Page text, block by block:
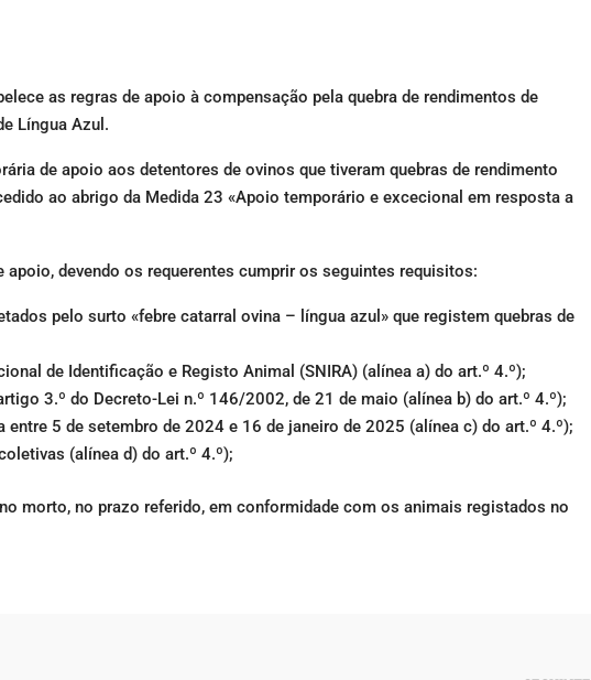
as regras de apoio à compensação pela quebra de rendimentos de
Língua Azul.
de apoio aos detentores de ovinos que tiveram quebras de rendimento
ao abrigo da Medida 23 «Apoio temporário e excecional em resposta a
devendo os requerentes cumprir os seguintes requisitos:
pelo surto «febre catarral ovina – língua azul» que registem quebras de
de Identificação e Registo Animal (SNIRA) (alínea a) do art.º 4.º);
3.º do Decreto-Lei n.º 146/2002, de 21 de maio (alínea b) do art.º 4.º);
5 de setembro de 2024 e 16 de janeiro de 2025 (alínea c) do art.º 4.º);
(alínea d) do art.º 4.º);
morto, no prazo referido, em conformidade com os animais registados no